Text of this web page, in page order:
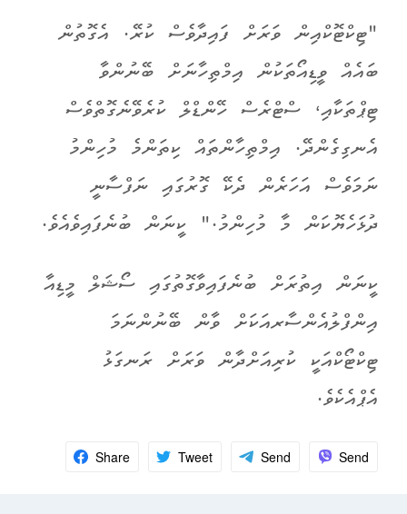
"ޓިކްޓޮކްއިން ވަރަށް ފައިދާވެސް ކުރޭ. އެގޮތުން
ބައެއް ވީޑިއޯތަކުން އިމްތިހާނަށް ބޭނުންވާ
ޓިޕްތަކާއި، ސްޓްރެސް ހޭންޑްލް ކުރެވޭނެގޮތްވެސް
އެނގިގެންދޭ. އިމްތިހާންތައް ކިތަންމެ މުހިންމު
ނަމަވެސް އަހަރެން ދެކޭ ގޮރުގައި ނަފްސާނީ
ދުޅަހެޔޮކަން މާ މުހިންމު." ކީނަން ބުނެފައިވެއެވެ.
ކީނަން އިތުރަށް ބުނެފައިވާގޮތުގައި ސޯޝަލް މީޑިއާ
އިންފްލުއެންސާރއަކަށް ވާން ބޭނުންނަމަ
ޓިކްޓޯކްއަކީ ކުރިއަށްދާން ވަރަށް ރަނގަޅު
އެޕްއެކެވެ.
Share Tweet Send Send